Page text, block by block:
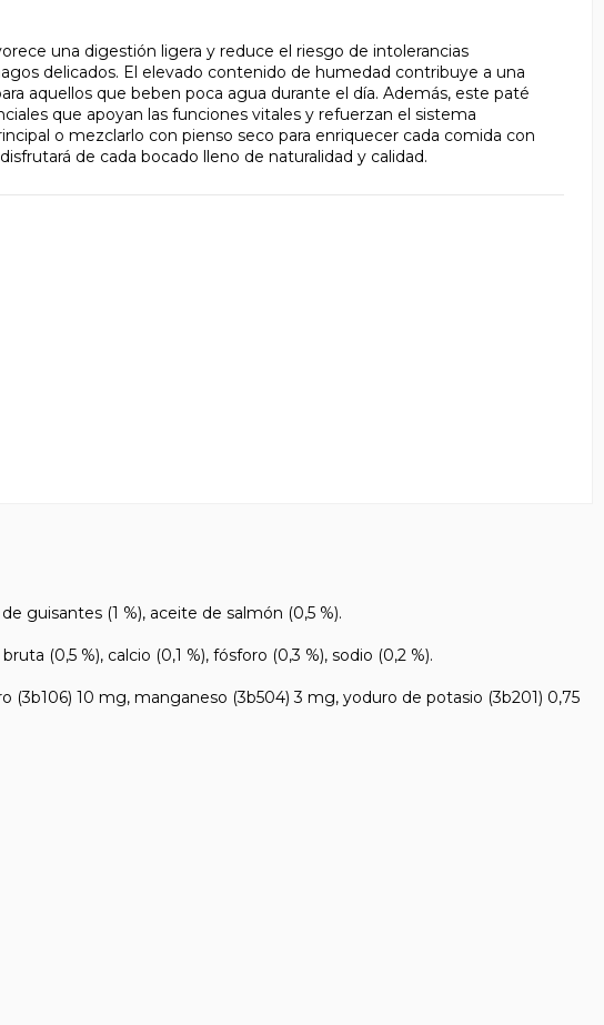
una digestión ligera y reduce el riesgo de intolerancias
delicados. El elevado contenido de humedad contribuye a una
aquellos que beben poca agua durante el día. Además, este paté
que apoyan las funciones vitales y refuerzan el sistema
o mezclarlo con pienso seco para enriquecer cada comida con
de cada bocado lleno de naturalidad y calidad.
guisantes (1 %), aceite de salmón (0,5 %).
(0,5 %), calcio (0,1 %), fósforo (0,3 %), sodio (0,2 %).
(3b106) 10 mg, manganeso (3b504) 3 mg, yoduro de potasio (3b201) 0,75